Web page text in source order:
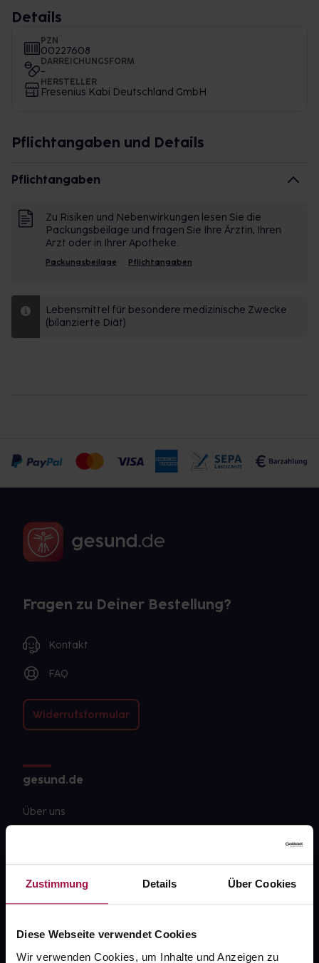
Zustimmung Details Über Cookies
Diese Webseite verwendet Cookies
Wir verwenden Cookies, um Inhalte und Anzeigen zu
Details
PZN
00227608
DARREICHUNGSFORM
-
HERSTELLER
Fresenius Kabi Deutschland GmbH
Pflichtangaben und Details
Pflichtangaben
Zu Risiken und Nebenwirkungen lesen Sie die
Packungsbeilage und fragen Sie Ihre Ärztin, Ihren
Arzt oder in Ihrer Apotheke.
Packungsbeilage Pflichtangaben
Lebensmittel für besondere medizinische Zwecke
(bilanzierte Diät)
Fragen zu Deiner Bestellung?
Kontakt
FAQ
Widerrufsformular
gesund.de
Über uns
Newsletter
Barrierefreiheitserklärung